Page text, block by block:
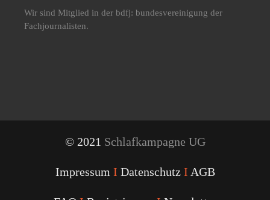
Wir sind Mitglied in der bdfj: bundesvereinigung der
Fachjournalisten.
© 2021 Schlafkampagne UG
Impressum I Datenschutz I AGB